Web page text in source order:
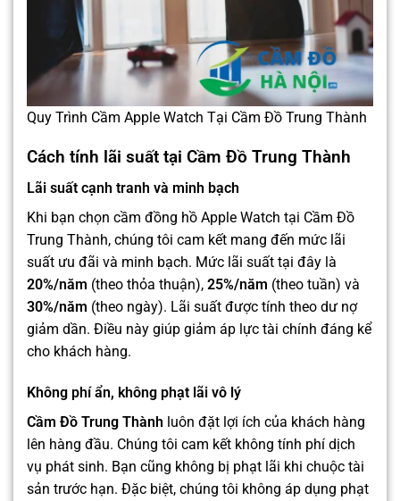
Quy Trình Cầm Apple Watch Tại Cầm Đồ Trung Thành
Cách tính lãi suất tại Cầm Đồ Trung Thành
Lãi suất cạnh tranh và minh bạch
Khi bạn chọn cầm đồng hồ Apple Watch tại Cầm Đồ
Trung Thành, chúng tôi cam kết mang đến mức lãi
suất ưu đãi và minh bạch. Mức lãi suất tại đây là
20%/năm (theo thỏa thuận), 25%/năm (theo tuần) và
30%/năm (theo ngày). Lãi suất được tính theo dư nợ
giảm dần. Điều này giúp giảm áp lực tài chính đáng kể
cho khách hàng.
Không phí ẩn, không phạt lãi vô lý
Cầm Đồ Trung Thành luôn đặt lợi ích của khách hàng
lên hàng đầu. Chúng tôi cam kết không tính phí dịch
vụ phát sinh. Bạn cũng không bị phạt lãi khi chuộc tài
sản trước hạn. Đặc biệt, chúng tôi không áp dụng phạt